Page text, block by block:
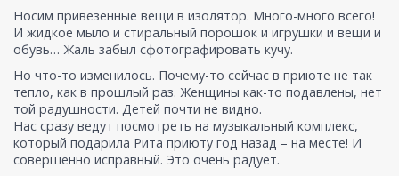
Носим привезенные вещи в изолятор. Много-много всего!
И жидкое мыло и стиральный порошок и игрушки и вещи и
обувь… Жаль забыл сфотографировать кучу.
Но что-то изменилось. Почему-то сейчас в приюте не так
тепло, как в прошлый раз. Женщины как-то подавлены, нет
той радушности. Детей почти не видно.
Нас сразу ведут посмотреть на музыкальный комплекс,
который подарила Рита приюту год назад – на месте! И
совершенно исправный. Это очень радует.